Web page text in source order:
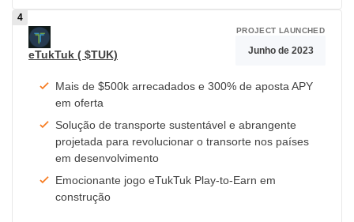
eTukTuk ( $TUK)
Mais de $500k arrecadados e 300% de aposta APY
em oferta
Solução de transporte sustentável e abrangente
projetada para revolucionar o transorte nos países
em desenvolvimento
Emocionante jogo eTukTuk Play-to-Earn em
construção
PROJECT LAUNCHED
Junho de 2023